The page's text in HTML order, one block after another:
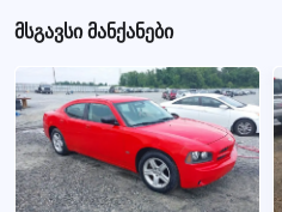
მსგავსი მანქანები